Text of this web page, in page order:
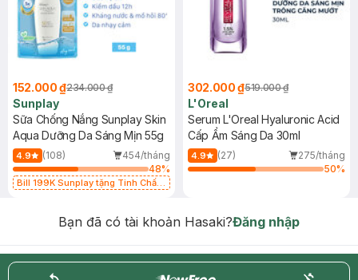
152.000 ₫234.000 ₫
Sunplay
Sữa Chống Nắng Sunplay Skin
Aqua Dưỡng Da Sáng Mịn 55g
4.9 (108)
454/tháng
48%
Bill 199K Sunplay tặng Tinh Chất
302.000 ₫519.000 ₫
L'Oreal
Serum L'Oreal Hyaluronic Acid
Cấp Ẩm Sáng Da 30ml
4.9 (27)
275/tháng
50%
Bạn đã có tài khoản Hasaki?Đăng nhập